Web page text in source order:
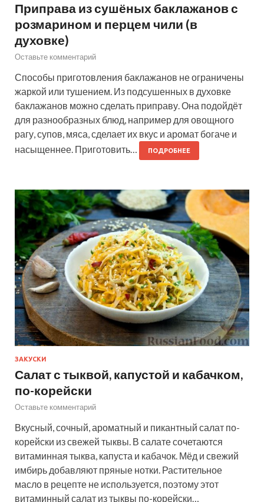
Приправа из сушёных баклажанов с
розмарином и перцем чили (в
духовке)
Оставьте комментарий
Способы приготовления баклажанов не ограничены
жаркой или тушением. Из подсушенных в духовке
баклажанов можно сделать приправу. Она подойдёт
для разнообразных блюд, например для овощного
рагу, супов, мяса, сделает их вкус и аромат богаче и
насыщеннее. Приготовить…
ПОДРОБНЕЕ
ЗАКУСКИ
Салат с тыквой, капустой и кабачком,
по-корейски
Оставьте комментарий
Вкусный, сочный, ароматный и пикантный салат по-
корейски из свежей тыквы. В салате сочетаются
витаминная тыква, капуста и кабачок. Мёд и свежий
имбирь добавляют пряные нотки. Растительное
масло в рецепте не используется, поэтому этот
витаминный салат из тыквы по-корейски…